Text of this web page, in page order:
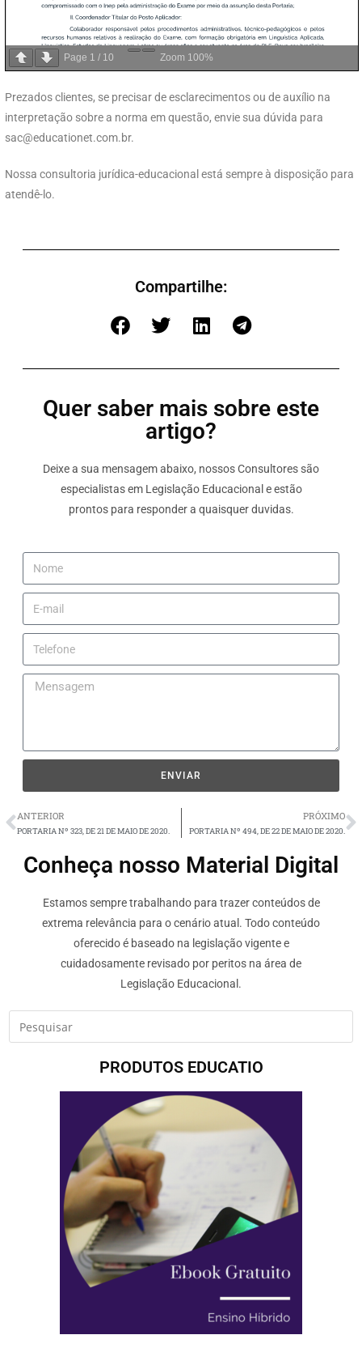
Page 1 / 10 Zoom 100%
Prezados clientes, se precisar de esclarecimentos ou de auxílio na
interpretação sobre a norma em questão, envie sua dúvida para
sac@educationet.com.br.
Nossa consultoria jurídica-educacional está sempre à disposição para
atendê-lo.
Compartilhe:
Quer saber mais sobre este
artigo?
Deixe a sua mensagem abaixo, nossos Consultores são
especialistas em Legislação Educacional e estão
prontos para responder a quaisquer duvidas.
ENVIAR
ANTERIOR
PORTARIA Nº 323, DE 21 DE MAIO DE 2020.
PRÓXIMO
PORTARIA Nº 494, DE 22 DE MAIO DE 2020.
Conheça nosso Material Digital
Estamos sempre trabalhando para trazer conteúdos de
extrema relevância para o cenário atual. Todo conteúdo
oferecido é baseado na legislação vigente e
cuidadosamente revisado por peritos na área de
Legislação Educacional.
PRODUTOS EDUCATIO